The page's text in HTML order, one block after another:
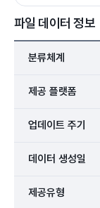
파일 데이터 정보
분류체계
제공 플랫폼
업데이트 주기
데이터 생성일
제공유형